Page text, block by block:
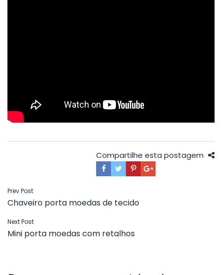
Compartilhe esta postagem
Navegação
de
Post
Prev Post
Chaveiro porta moedas de tecido
Next Post
Mini porta moedas com retalhos